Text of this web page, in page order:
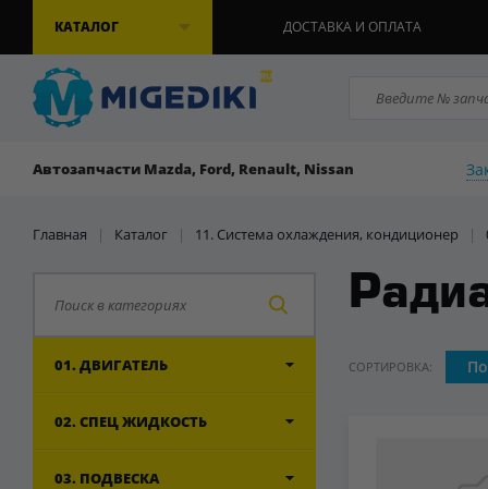
КАТАЛОГ ДОСТАВКА И ОПЛАТА
Автозапчасти Mazda, Ford, Renault, Nissan
Главная | Каталог | 11. Система охлаждения, кондиционер |
01. ДВИГАТЕЛЬ
02. СПЕЦ ЖИДКОСТЬ
03. ПОДВЕСКА
СОРТИРОВКА: